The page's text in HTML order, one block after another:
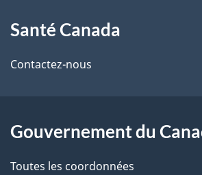
i
l
d
e
propos
de
site
Santé Canada
Contactez-nous
Gouvernement du
Toutes les coordonnées